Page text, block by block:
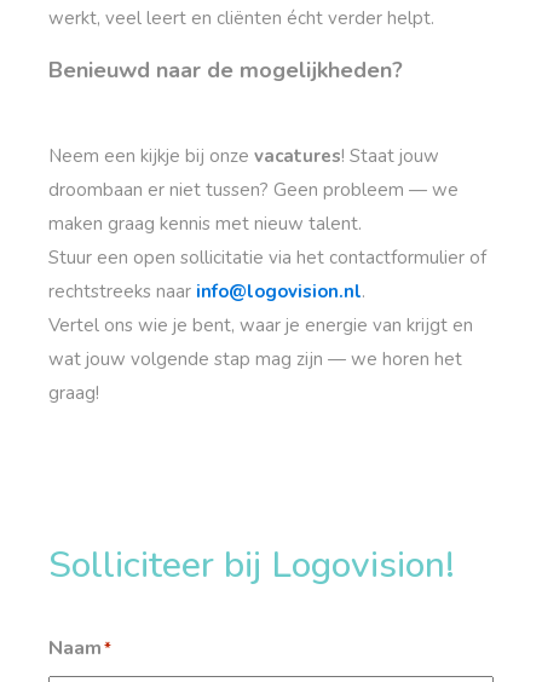
werkt, veel leert en cliënten écht verder helpt.
Benieuwd naar de mogelijkheden?
Neem een kijkje bij onze vacatures! Staat jouw
droombaan er niet tussen? Geen probleem — we
maken graag kennis met nieuw talent.
Stuur een open sollicitatie via het contactformulier of
rechtstreeks naar info@logovision.nl.
Vertel ons wie je bent, waar je energie van krijgt en
wat jouw volgende stap mag zijn — we horen het
graag!
Solliciteer bij Logovision!
Naam*